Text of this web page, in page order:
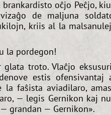
oĉjo Peĉjo,
de maljuna
kriis al la
la pordegon!
troto. Vlaĉjo
estis ofensivantaj
la faŝista aviadilaro,
— legis Gernikon kaj
grandan — Gernikon».